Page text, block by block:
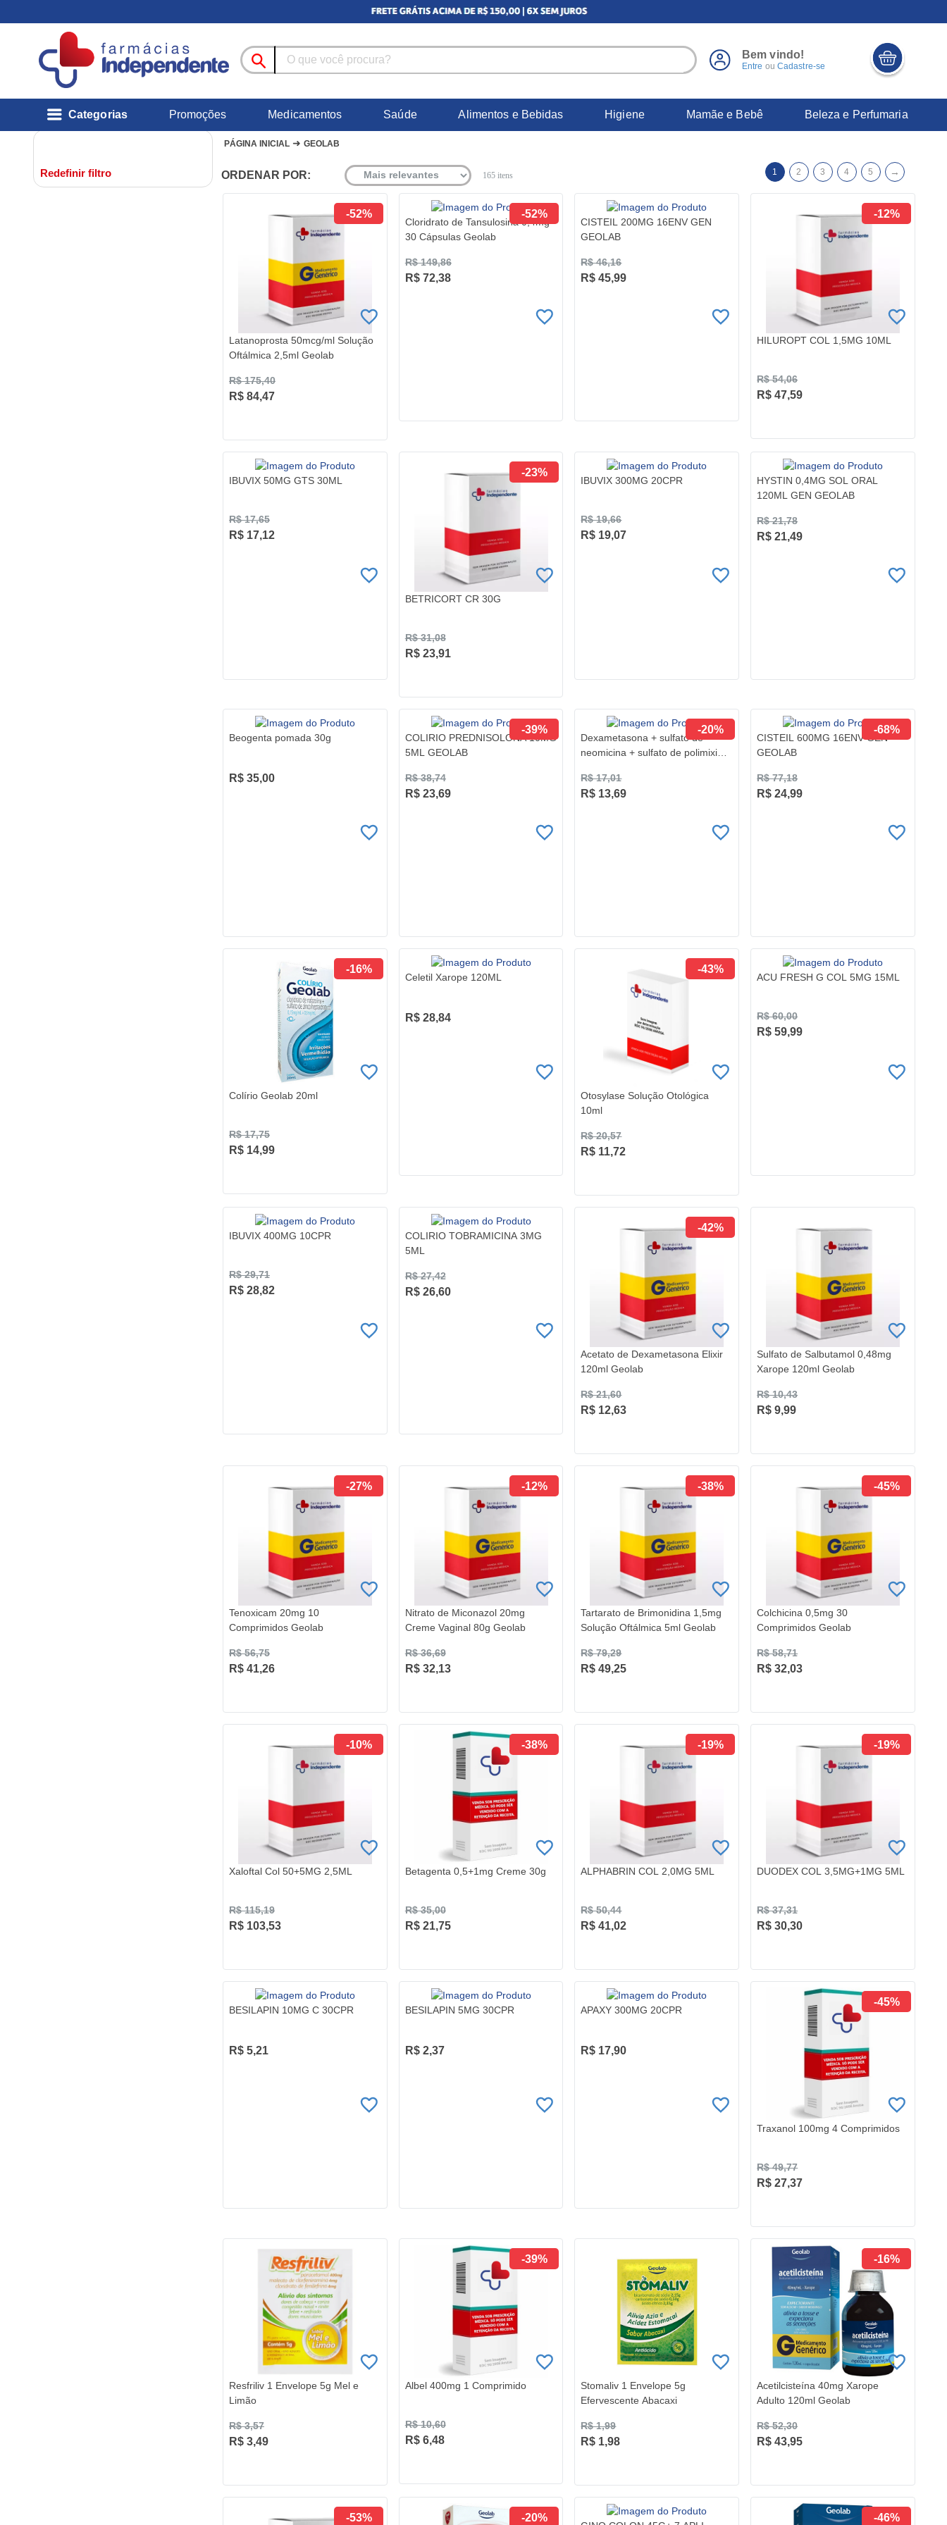
Bem vindo!
Entre ou Cadastre-se
Categorias Promoções Medicamentos Saúde Alimentos e Bebidas Higiene Mamãe e Bebê Beleza e Perfumaria
Redefinir filtro
PÁGINA INICIAL ➜ GEOLAB
ORDENAR POR: 165itens 1 2 3 4 5 →
-52%
Latanoprosta 50mcg/ml Solução
Oftálmica 2,5ml Geolab
R$ 175,40
R$ 84,47
-52%
Cloridrato de Tansulosina 0,4mg
30 Cápsulas Geolab
R$ 149,86
R$ 72,38
CISTEIL 200MG 16ENV GEN
GEOLAB
R$ 46,16
R$ 45,99
-12%
HILUROPT COL 1,5MG 10ML
R$ 54,06
R$ 47,59
IBUVIX 50MG GTS 30ML
R$ 17,65
R$ 17,12
-23%
BETRICORT CR 30G
R$ 31,08
R$ 23,91
IBUVIX 300MG 20CPR
R$ 19,66
R$ 19,07
HYSTIN 0,4MG SOL ORAL
120ML GEN GEOLAB
R$ 21,78
R$ 21,49
Beogenta pomada 30g
R$ 35,00
-39%
COLIRIO PREDNISOLONA 10MG
5ML GEOLAB
R$ 38,74
R$ 23,69
-20%
Dexametasona + sulfato de
neomicina + sulfato de polimixina
R$ 17,01
R$ 13,69
-68%
CISTEIL 600MG 16ENV GEN
GEOLAB
R$ 77,18
R$ 24,99
-16%
Colírio Geolab 20ml
R$ 17,75
R$ 14,99
Celetil Xarope 120ML
R$ 28,84
-43%
Otosylase Solução Otológica
10ml
R$ 20,57
R$ 11,72
ACU FRESH G COL 5MG 15ML
R$ 60,00
R$ 59,99
IBUVIX 400MG 10CPR
R$ 29,71
R$ 28,82
COLIRIO TOBRAMICINA 3MG
5ML
R$ 27,42
R$ 26,60
-42%
Acetato de Dexametasona Elixir
120ml Geolab
R$ 21,60
R$ 12,63
Sulfato de Salbutamol 0,48mg
Xarope 120ml Geolab
R$ 10,43
R$ 9,99
-27%
Tenoxicam 20mg 10
Comprimidos Geolab
R$ 56,75
R$ 41,26
-12%
Nitrato de Miconazol 20mg
Creme Vaginal 80g Geolab
R$ 36,69
R$ 32,13
-38%
Tartarato de Brimonidina 1,5mg
Solução Oftálmica 5ml Geolab
R$ 79,29
R$ 49,25
-45%
Colchicina 0,5mg 30
Comprimidos Geolab
R$ 58,71
R$ 32,03
-10%
Xaloftal Col 50+5MG 2,5ML
R$ 115,19
R$ 103,53
-38%
Betagenta 0,5+1mg Creme 30g
R$ 35,00
R$ 21,75
-19%
ALPHABRIN COL 2,0MG 5ML
R$ 50,44
R$ 41,02
-19%
DUODEX COL 3,5MG+1MG 5ML
R$ 37,31
R$ 30,30
BESILAPIN 10MG C 30CPR
R$ 5,21
BESILAPIN 5MG 30CPR
R$ 2,37
APAXY 300MG 20CPR
R$ 17,90
-45%
Traxanol 100mg 4 Comprimidos
R$ 49,77
R$ 27,37
Resfriliv 1 Envelope 5g Mel e
Limão
R$ 3,57
R$ 3,49
-39%
Albel 400mg 1 Comprimido
R$ 10,60
R$ 6,48
Stomaliv 1 Envelope 5g
Efervescente Abacaxi
R$ 1,99
R$ 1,98
-16%
Acetilcisteína 40mg Xarope
Adulto 120ml Geolab
R$ 52,30
R$ 43,95
-53% -20% -46%